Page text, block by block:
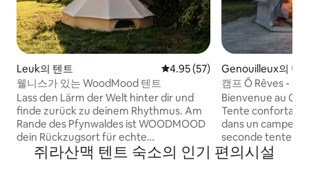
Leuk의 텐트 평점 4.95점(5점 만점), 후기 57
4.95 (57)
웰니스가 있는 WoodMood 텐트
Lass den Lärm der Welt hinter dir und
finde zurück zu deinem Rhythmus. Am
Rande des Pfynwaldes ist WOODMOOD
dein Rückzugsort für echte
Regeneration. Ob in der geborgenen
Atmosphäre der Jurte, der klaren Ruhe
Genouilleux의 텐
캠프 Ô Rêves -
Bienvenue au
Tente
dans un
seconde tente et
communs
les arbres, table
쥐라산맥 텐트 숙소의 인기 편의시설